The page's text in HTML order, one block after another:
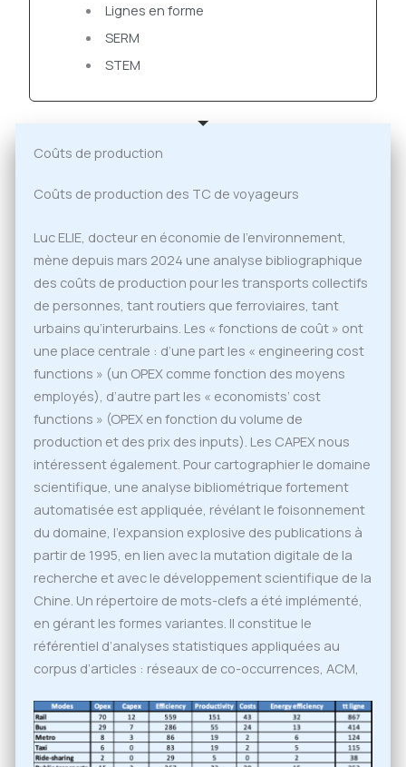
Lignes en forme
SERM
STEM
Coûts de production
Coûts de production des TC de voyageurs
Luc ELIE, docteur en économie de l’environnement,
mène depuis mars 2024 une analyse bibliographique
des coûts de production pour les transports collectifs
de personnes, tant routiers que ferroviaires, tant
urbains qu’interurbains. Les « fonctions de coût » ont
une place centrale : d’une part les « engineering cost
functions » (un OPEX comme fonction des moyens
employés), d’autre part les « economists’ cost
functions » (OPEX en fonction du volume de
production et des prix des inputs). Les CAPEX nous
intéressent également. Pour cartographier le domaine
scientifique, une analyse bibliométrique fortement
automatisée est appliquée, révélant le foisonnement
du domaine, l’expansion explosive des publications à
partir de 1995, en lien avec la mutation digitale de la
recherche et avec le développement scientifique de la
Chine. Un répertoire de mots-clefs a été implémenté,
en gérant les formes variantes. Il constitue le
référentiel d’analyses statistiques appliquées au
corpus d’articles : réseaux de co-occurrences, ACM,